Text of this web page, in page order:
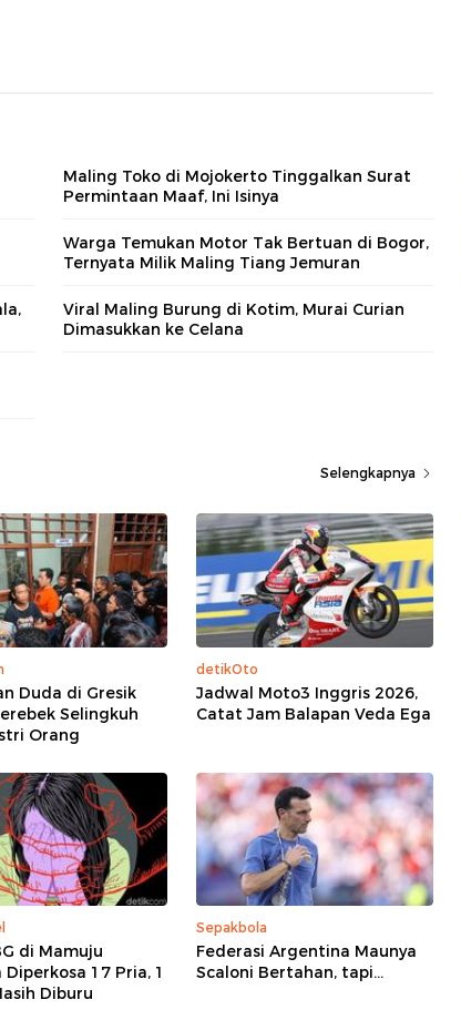
Maling Toko di Mojokerto Tinggalkan Surat
Permintaan Maaf, Ini Isinya
Warga Temukan Motor Tak Bertuan di Bogor,
Ternyata Milik Maling Tiang Jemuran
Viral Maling Burung di Kotim, Murai Curian
Dimasukkan ke Celana
Selengkapnya
Duda di Gresik
Selingkuh
Orang
detikOto
Jadwal Moto3 Inggris 2026,
Catat Jam Balapan Veda Ega
di Mamuju
17 Pria, 1
Diburu
Sepakbola
Federasi Argentina Maunya
Scaloni Bertahan, tapi...